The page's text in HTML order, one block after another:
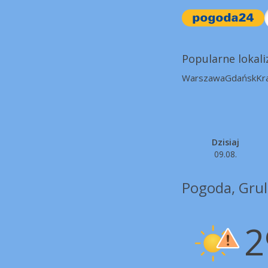
Popularne
WarszawaGdańsk
Dzisiaj
09.08.
Pogoda,